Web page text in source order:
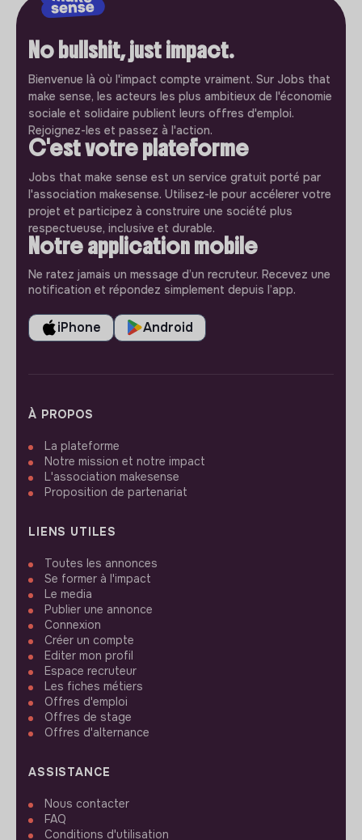
No bullshit, just impact.
Bienvenue là où l'impact compte vraiment. Sur Jobs that
make sense, les acteurs les plus ambitieux de l'économie
sociale et solidaire publient leurs offres d'emploi.
Rejoignez-les et passez à l'action.
C'est votre plateforme
Jobs that make sense est un service gratuit porté par
l'association makesense. Utilisez-le pour accélerer votre
projet et participez à construire une société plus
respectueuse, inclusive et durable.
Notre application mobile
Ne ratez jamais un message d’un recruteur. Recevez une
notification et répondez simplement depuis l’app.
iPhone Android
À PROPOS
La plateforme
Notre mission et notre impact
L'association makesense
Proposition de partenariat
LIENS UTILES
Toutes les annonces
Se former à l'impact
Le media
Publier une annonce
Connexion
Créer un compte
Editer mon profil
Espace recruteur
Les fiches métiers
Offres d'emploi
Offres de stage
Offres d'alternance
ASSISTANCE
Nous contacter
FAQ
Conditions d'utilisation